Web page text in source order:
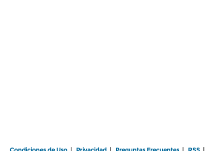
Condiciones de Uso | Privacidad | Preguntas Frecuentes | RSS |